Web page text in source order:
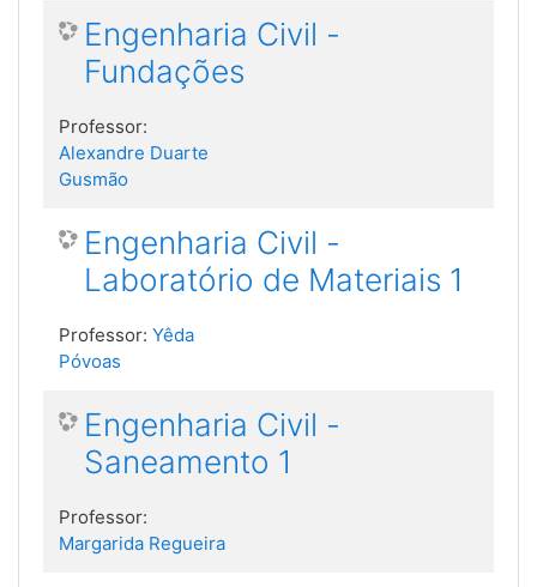
Engenharia Civil -
Fundações
Professor:
Alexandre Duarte
Gusmão
Engenharia Civil -
Laboratório de Materiais 1
Professor: Yêda
Póvoas
Engenharia Civil -
Saneamento 1
Professor:
Margarida Regueira